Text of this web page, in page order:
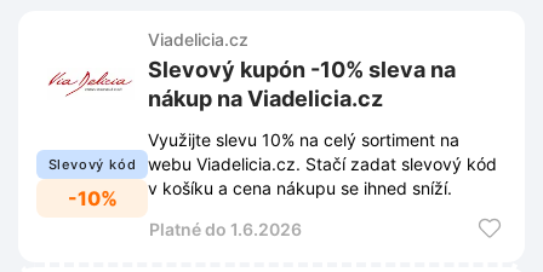
Slevový kód
-10%
Viadelicia.cz
Slevový kupón -10% sleva na
nákup na Viadelicia.cz
Využijte slevu 10% na celý sortiment na
webu Viadelicia.cz. Stačí zadat slevový kód
v košíku a cena nákupu se ihned sníží.
Platné do 1.6.2026